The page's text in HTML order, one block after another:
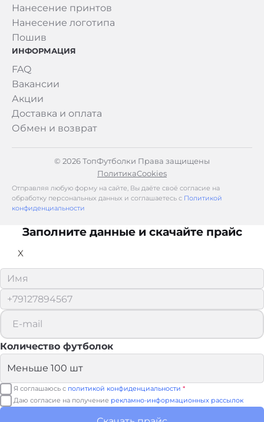
Нанесение принтов
Нанесение логотипа
Пошив
ИНФОРМАЦИЯ
FAQ
Вакансии
Акции
Доставка и оплата
Обмен и возврат
© 2026 ТопФутболки Права защищены
ПолитикаCookies
Отправляя любую форму на сайте, Вы даёте своё согласие на
обработку персональных данных и соглашаетесь с Политикой
конфиденциальности
Заполните данные и скачайте прайс
X
Количество футболок
Я соглашаюсь с политикой конфиденциальности *
Даю согласие на получение рекламно-информационных рассылок